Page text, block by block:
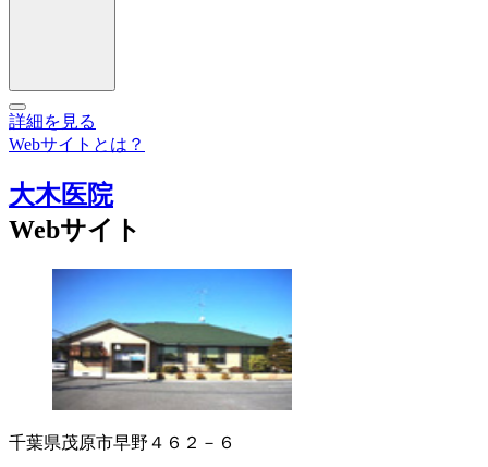
詳細を見る
Webサイトとは？
大木医院
Webサイト
千葉県茂原市早野４６２－６